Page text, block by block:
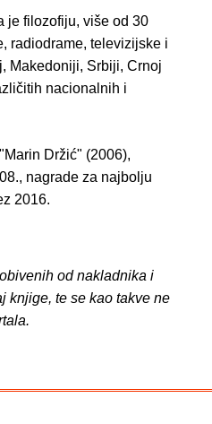
je filozofiju, više od 30
radiodrame, televizijske i
Makedoniji, Srbiji, Crnoj
nacionalnih i
Držić" (2006),
nagrade za najbolju
2016.
od nakladnika i
knjige, te se kao takve ne